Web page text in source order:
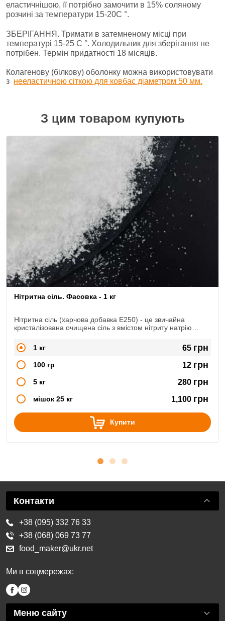
еластичнішою, її потрібно замочити в 15% соляному
розчині за температури 15-20C °.
ЗБЕРІГАННЯ. Тримати в затемненому місці при
температурі 15-25 C °. Холодильник для зберігання не
потрібен. Термін придатності 18 місяців.
Колагенову (білкову) оболонку можна використовувати
з нееластичною сіткою для ковбас діаметром 50 мм.
З цим товаром купують
Нітритна сіль. Фасовка - 1 кг
Нітритна сіль (харчова добавка Е250) - це звичайна
кристалізована очищена сіль з вмістом нітриту натрію
при виготовленні копченостей, ковбас, сиров'ялених
продуктів.
1 кг 65 грн
100 гр 12 грн
5 кг 280 грн
мішок 25 кг 1,100 грн
Купити
Меню сайту
Контакти
+38 (095) 332 76 33
+38 (068) 069 73 77
food_maker@ukr.net
Ми в соцмережах: